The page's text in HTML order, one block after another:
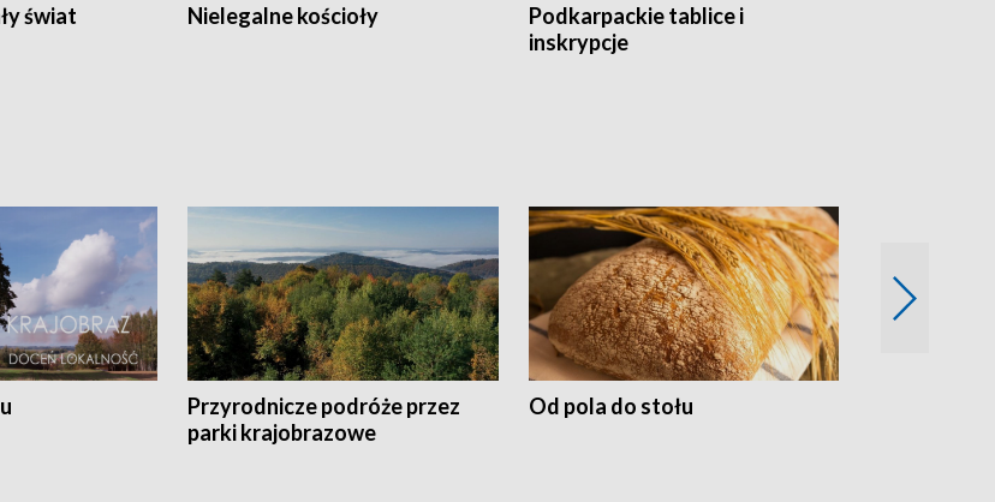
świat Nielegalne kościoły
Podkarpackie tablice i
inskrypcje
Przyrodnicze podróże przez
parki krajobrazowe
Od pola do stołu